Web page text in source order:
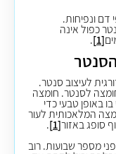
ימים של שטפי דם ונפיחות.
כפול אינה
[1]
.
לעיצוב סנטר.
לסנטר. חומצה
באופן טבעי כדי
המלאכותית לעור
סופגבאזור[1]
.
מספר שבועות. רוב